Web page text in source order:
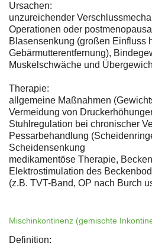
Ursachen:
unzureichender
Operationen oder
Blasensenkung (großen Einfluss
Gebärmutterentfernung),
Muskelschwäche und
Therapie:
allgemeine Maßnahmen
Vermeidung von
Stuhlregulation bei chronischer
Pessarbehandlung
Scheidensenkung
medikamentöse Therapie,
Elektrostimulation des
(z.B. TVT-Band, OP nach Burch
Mischinkontinenz (gemischte
Definition: